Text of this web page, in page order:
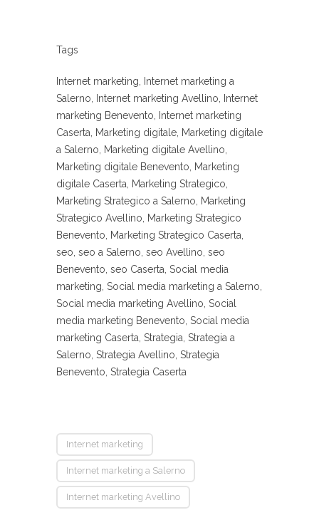
Tags
Internet marketing, Internet marketing a
Salerno, Internet marketing Avellino, Internet
marketing Benevento, Internet marketing
Caserta, Marketing digitale, Marketing digitale
a Salerno, Marketing digitale Avellino,
Marketing digitale Benevento, Marketing
digitale Caserta, Marketing Strategico,
Marketing Strategico a Salerno, Marketing
Strategico Avellino, Marketing Strategico
Benevento, Marketing Strategico Caserta,
seo, seo a Salerno, seo Avellino, seo
Benevento, seo Caserta, Social media
marketing, Social media marketing a Salerno,
Social media marketing Avellino, Social
media marketing Benevento, Social media
marketing Caserta, Strategia, Strategia a
Salerno, Strategia Avellino, Strategia
Benevento, Strategia Caserta
Internet marketing
Internet marketing a Salerno
Internet marketing Avellino